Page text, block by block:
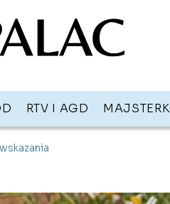
RTV I AGD